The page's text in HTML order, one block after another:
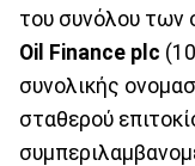
του συνόλου των
Oil Finance plc
συνολικής
σταθερού